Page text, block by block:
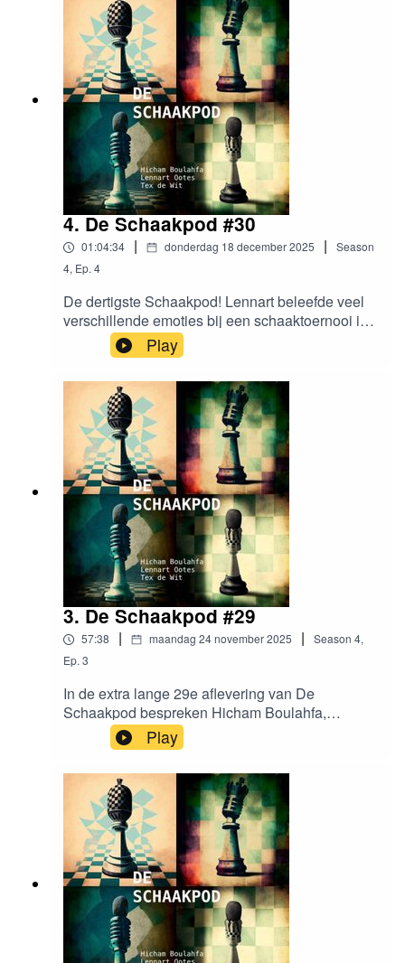
hoeveel schaakfilms heeft Tex gezien?
4. De Schaakpod #30
01:04:34 | donderdag 18 december 2025 |
Season
4, Ep. 4
De dertigste Schaakpod! Lennart beleefde veel
verschillende emoties bij een schaaktoernooi in
Zuid-Afrika, Tex’ team blijft bovenaan staan in de
poule en Hicham heeft na uitgebreid onderzoek
een ranglijst gemaakt met de beste/leukste
schaakclubs van Nederland.
Play
3. De Schaakpod #29
57:38 | maandag 24 november 2025 | Season 4,
Ep. 3
In de extra lange 29e aflevering van De
Schaakpod bespreken Hicham Boulahfa,
Lennart Ootes en Tex de Wit de 4e ronde van de
KNSB competitie. Lennart won voor het eerst in
vijf jaar een schaakpartij, Tex durfde niet te
juichen en Hicham heeft zich verdiept in de
schaaketiquette: wat doe je wel en juist niet
achter het schaakbord?
Play